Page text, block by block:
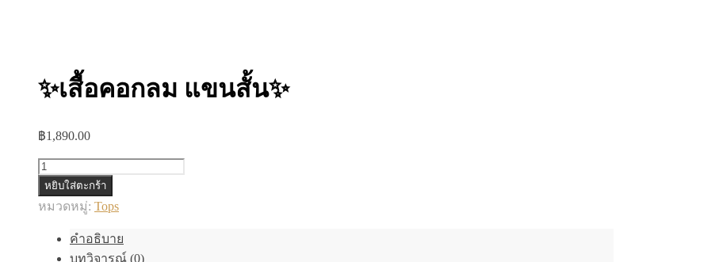
✨เสื้อคอกลม แขนสั้น✨
฿1,890.00
จำนวน
✨เสื้อ
คอกลม
หยิบใส่ตะกร้า
หมวดหมู่: Tops
คำอธิบาย
บทวิจารณ์ (0)